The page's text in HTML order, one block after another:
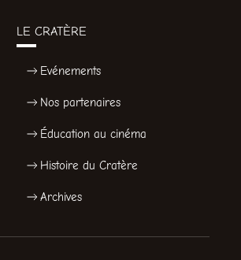
LE CRATÈRE
Evénements
Nos partenaires
Éducation au cinéma
Histoire du Cratère
Archives